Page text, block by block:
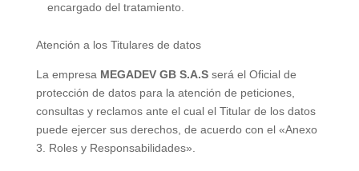
encargado del tratamiento.
Atención a los Titulares de datos
La empresa MEGADEV GB S.A.Sserá el Oficial de
protección de datos para la atención de peticiones,
consultas y reclamos ante el cual el Titular de los datos
puede ejercer sus derechos, de acuerdo con el «Anexo
3. Roles y Responsabilidades».